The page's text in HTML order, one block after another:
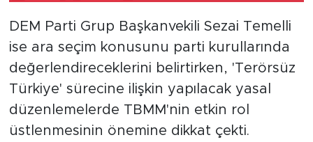
DEM Parti Grup Başkanvekili Sezai Temelli
ise ara seçim konusunu parti kurullarında
değerlendireceklerini belirtirken, 'Terörsüz
Türkiye' sürecine ilişkin yapılacak yasal
düzenlemelerde TBMM'nin etkin rol
üstlenmesinin önemine dikkat çekti.